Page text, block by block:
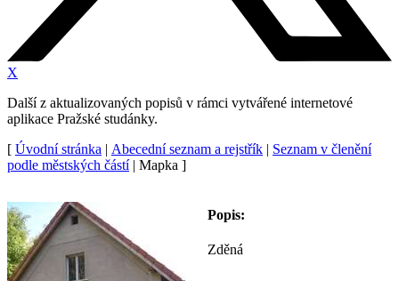
X
Další z aktualizovaných popisů v rámci vytvářené internetové
aplikace Pražské studánky.
[ Úvodní stránka | Abecední seznam a rejstřík | Seznam v členění
podle městských částí| Mapka ]
Popis:
Zděná